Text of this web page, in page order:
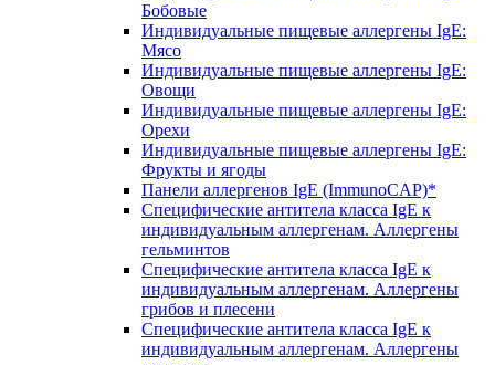
Бобовые
Индивидуальные пищевые аллергены IgE:
Мясо
Индивидуальные пищевые аллергены IgE:
Овощи
Индивидуальные пищевые аллергены IgE:
Орехи
Индивидуальные пищевые аллергены IgE:
Фрукты и ягоды
Панели аллергенов IgE (ImmunoCAP)*
Специфические антитела класса IgE к
индивидуальным аллергенам. Аллергены
гельминтов
Специфические антитела класса IgE к
индивидуальным аллергенам. Аллергены
грибов и плесени
Специфические антитела класса IgE к
индивидуальным аллергенам. Аллергены